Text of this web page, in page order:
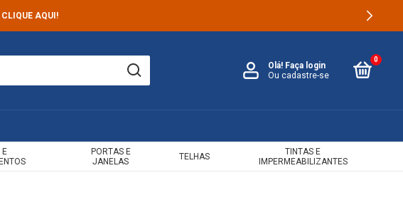
AQUI!
Olá! Faça login
Ou cadastre-se
0
E
PORTAS E
JANELAS
TELHAS
TINTAS E
IMPERMEABILIZANTES